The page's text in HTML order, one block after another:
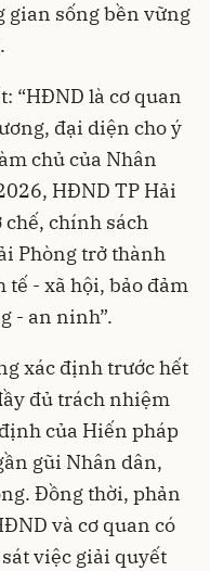
gian sống bền vững
“HĐND là cơ quan
đại diện cho ý
chủ của Nhân
HĐND TP Hải
chính sách
Phòng trở thành
- xã hội, bảo đảm
- an ninh”.
xác định trước hết
đủ trách nhiệm
của Hiến pháp
gũi Nhân dân,
Đồng thời, phản
và cơ quan có
việc giải quyết